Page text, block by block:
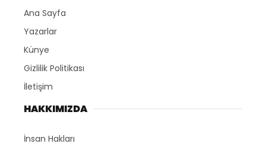
Ana Sayfa
Yazarlar
Künye
Gizlilik Politikası
İletişim
HAKKIMIZDA
İnsan Hakları